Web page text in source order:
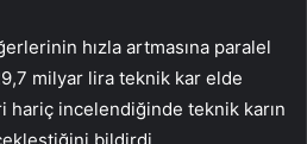
hızla artmasına paralel
milyar lira teknik kar elde
hariç incelendiğinde teknik karın